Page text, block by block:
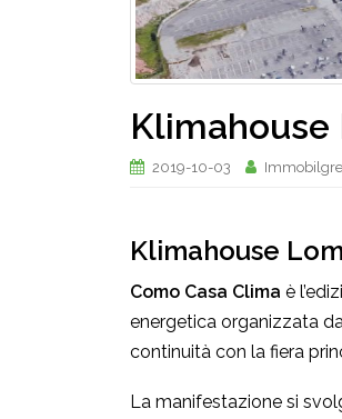
Klimahouse
2019-10-03
Klimahouse
Como Casa Clima è
energetica organizzata
continuità con la fiera
La manifestazione si